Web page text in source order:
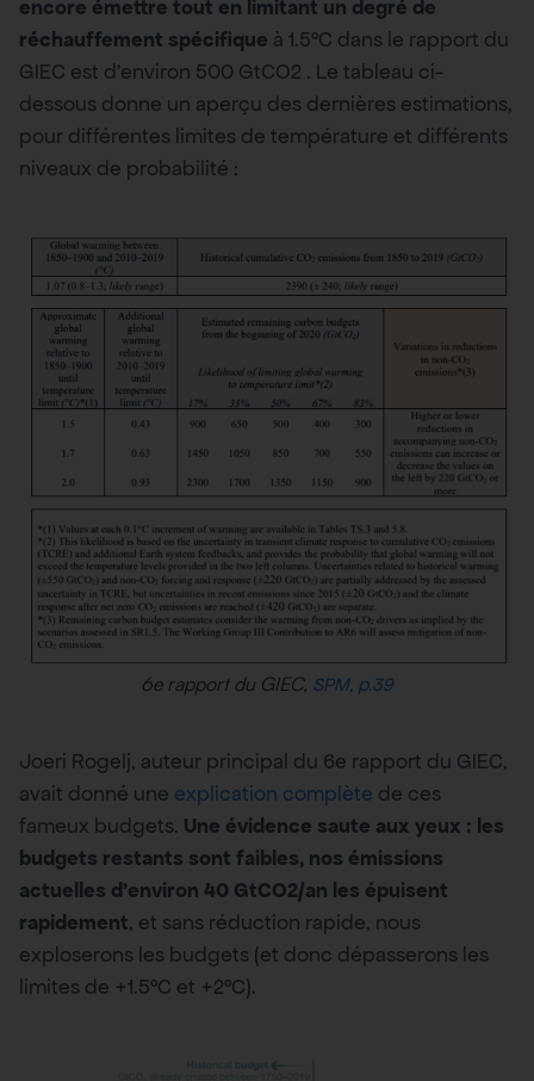
encore émettre tout en limitant un degré de
réchauffement spécifique à 1.5°C dans le rapport du
GIEC est d’environ 500 GtCO2 . Le tableau ci-
dessous donne un aperçu des dernières estimations,
pour différentes limites de température et différents
niveaux de probabilité :
6e rapport du GIEC, SPM, p.39
Joeri Rogelj, auteur principal du 6e rapport du GIEC,
avait donné une explication complète de ces
fameux budgets. Une évidence saute aux yeux : les
budgets restants sont faibles, nos émissions
actuelles d’environ 40 GtCO2/an les épuisent
rapidement, et sans réduction rapide, nous
exploserons les budgets (et donc dépasserons les
limites de +1.5°C et +2°C).